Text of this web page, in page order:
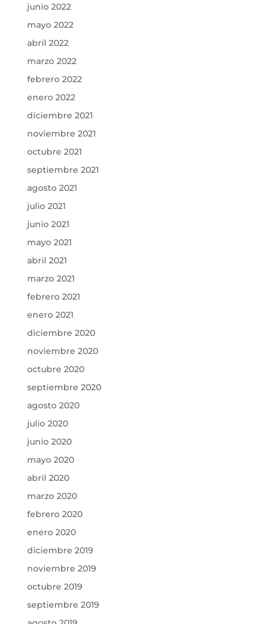
junio 2022
mayo 2022
abril 2022
marzo 2022
febrero 2022
enero 2022
diciembre 2021
noviembre 2021
octubre 2021
septiembre 2021
agosto 2021
julio 2021
junio 2021
mayo 2021
abril 2021
marzo 2021
febrero 2021
enero 2021
diciembre 2020
noviembre 2020
octubre 2020
septiembre 2020
agosto 2020
julio 2020
junio 2020
mayo 2020
abril 2020
marzo 2020
febrero 2020
enero 2020
diciembre 2019
noviembre 2019
octubre 2019
septiembre 2019